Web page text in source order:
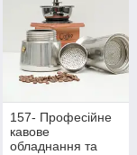
157- Професійне
кавове
обладнання та